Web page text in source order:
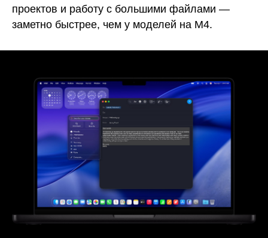
проектов и работу с большими файлами —
заметно быстрее, чем у моделей на M4.